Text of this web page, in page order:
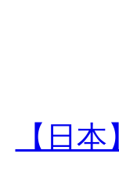
【日